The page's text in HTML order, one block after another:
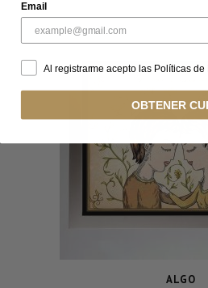
ALGO
Email
Al registrarme acepto las Políticas de
OBTENER